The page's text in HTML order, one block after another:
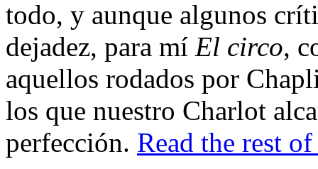
todo, y aunque algunos
dejadez, para mí El circo,
aquellos rodados por
los que nuestro Charlot
perfección. Read the rest